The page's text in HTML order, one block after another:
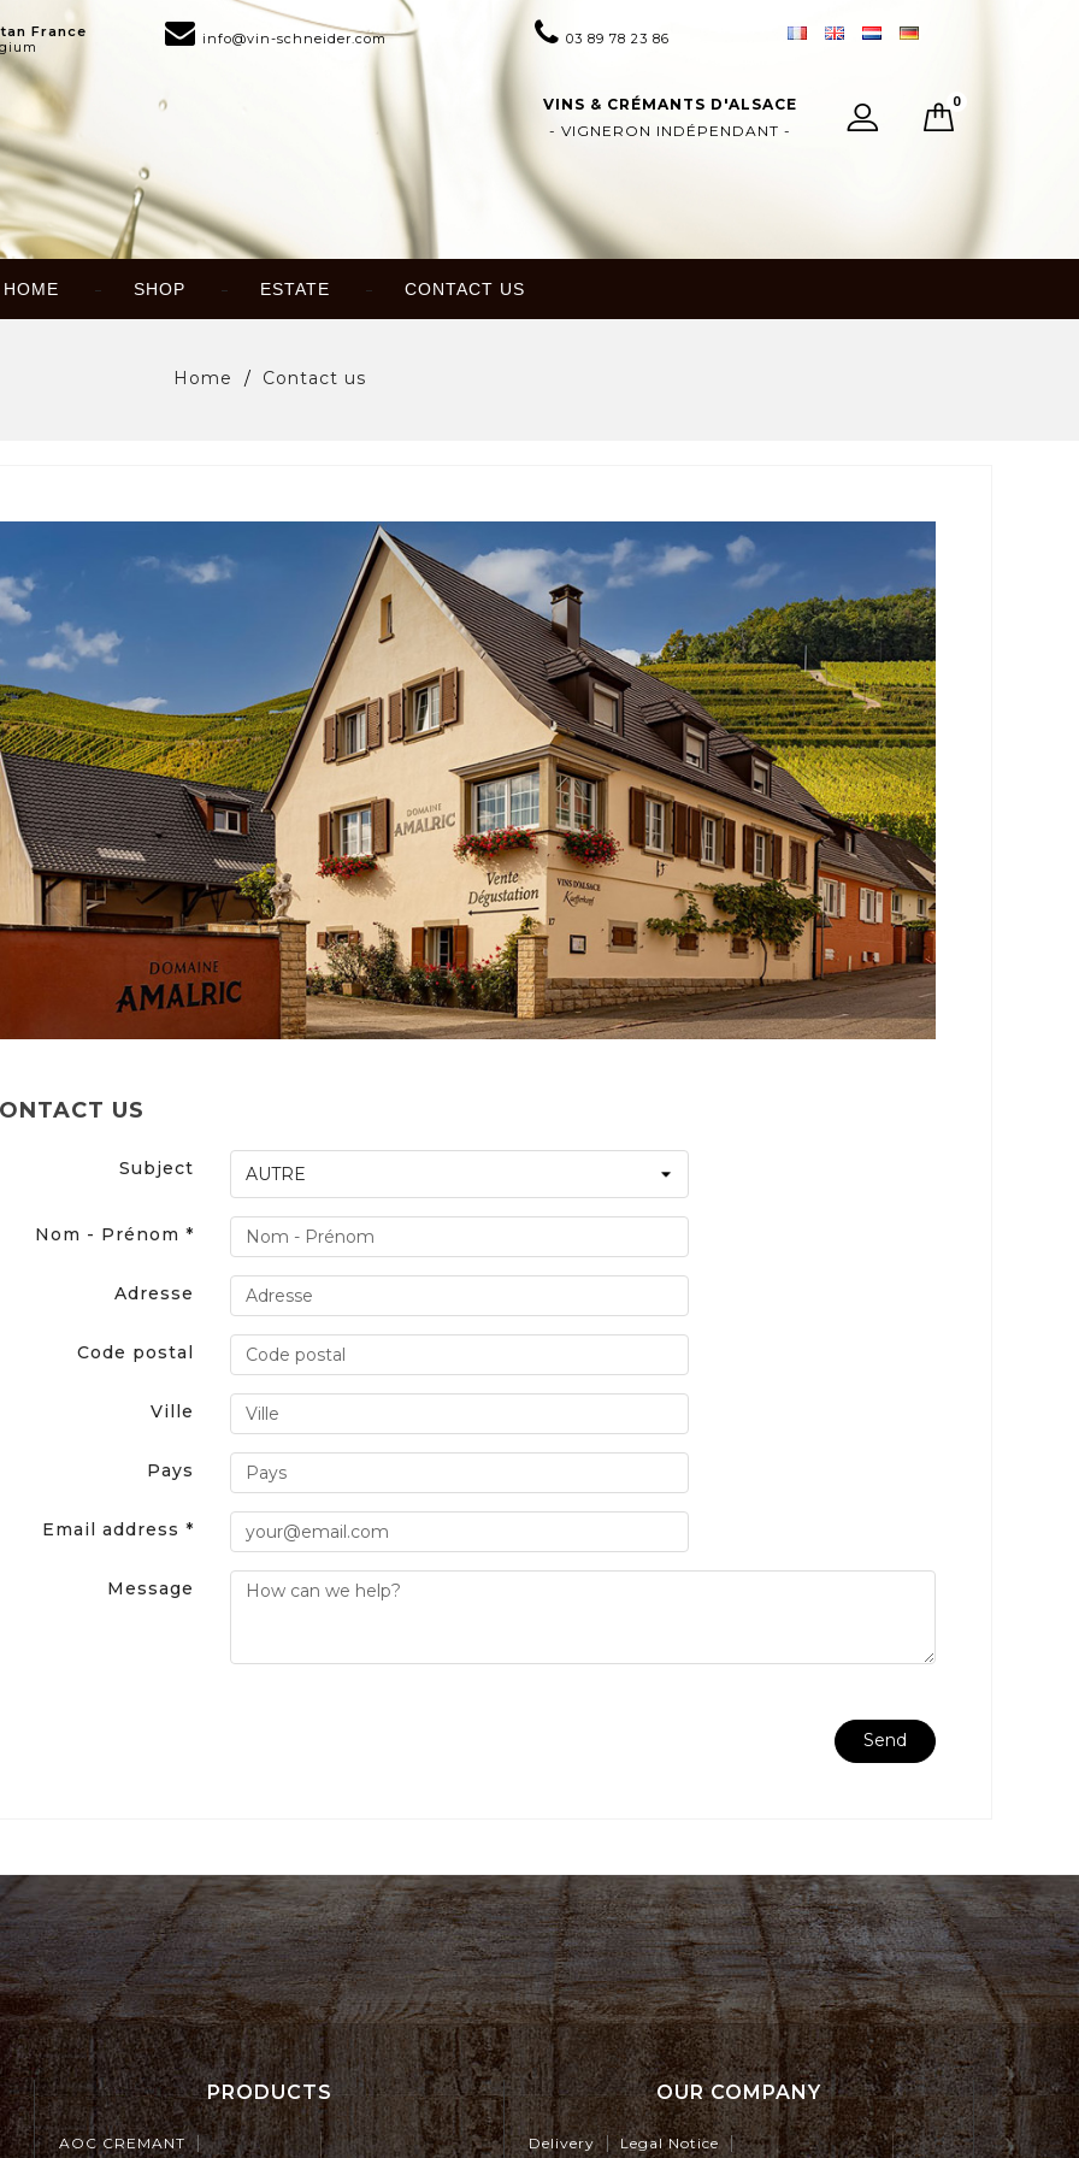
France
info@vin-schneider.com 03 89 78 23 86
0
VINS & CRÉMANTS D'ALSACE
- VIGNERON INDÉPENDANT -
HOME SHOP ESTATE CONTACT US
Home Contact us
US
Subject
Nom - Prénom *
Adresse
Code postal
Ville
Pays
Email address *
Message
PRODUCTS
AOC CREMANT
OUR COMPANY
Delivery Legal Notice